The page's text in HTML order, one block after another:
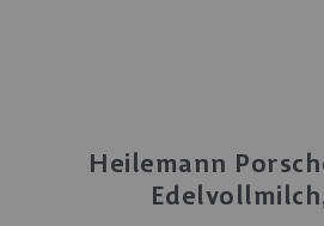
Heilemann